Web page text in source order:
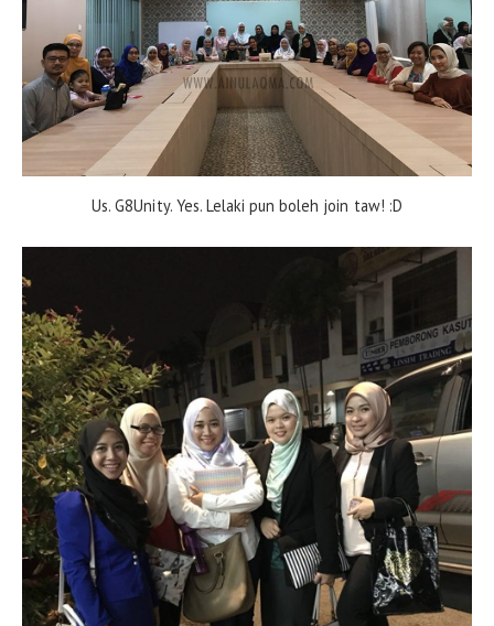
Us. G8Unity. Yes. Lelaki pun boleh join taw! :D